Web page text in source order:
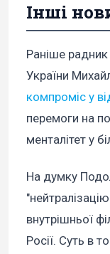
Інші
Раніше
України
компроміс у
перемоги на
менталітет у
На думку
внутрішньої
Росії. Суть в